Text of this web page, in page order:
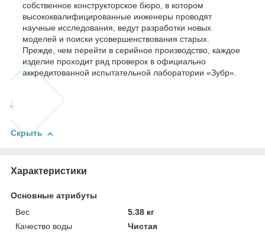
собственное конструкторское бюро, в котором
высококвалифицированные инженеры проводят
научные исследования, ведут разработки новых
моделей и поиски усовершенствования старых.
Прежде, чем перейти в серийное производство, каждое
изделие проходит ряд проверок в официально
аккредитованной испытательной лаборатории «Зубр».
Скрыть
Характеристики
Основные атрибуты
Вес
5.38 кг
Качество воды
Чистая